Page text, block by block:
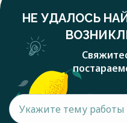
НЕ УДАЛОСЬ